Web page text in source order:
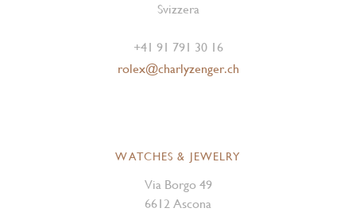
Svizzera
+41 91 791 30 16
rolex@charlyzenger.ch
WATCHES & JEWELRY
Via Borgo 49
6612 Ascona